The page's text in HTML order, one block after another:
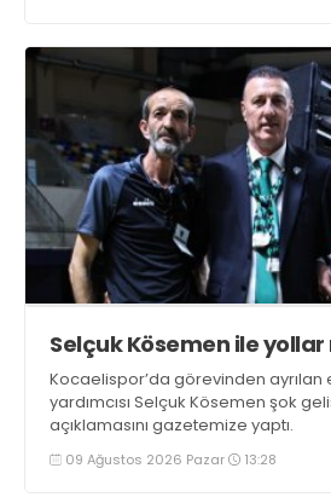
Selçuk Kösemen ile yollar
Kocaelispor’da görevinden
yardımcısı Selçuk Kösemen şok
açıklamasını gazetemize yaptı.
09 Ağustos 2026 Pazar 13:28